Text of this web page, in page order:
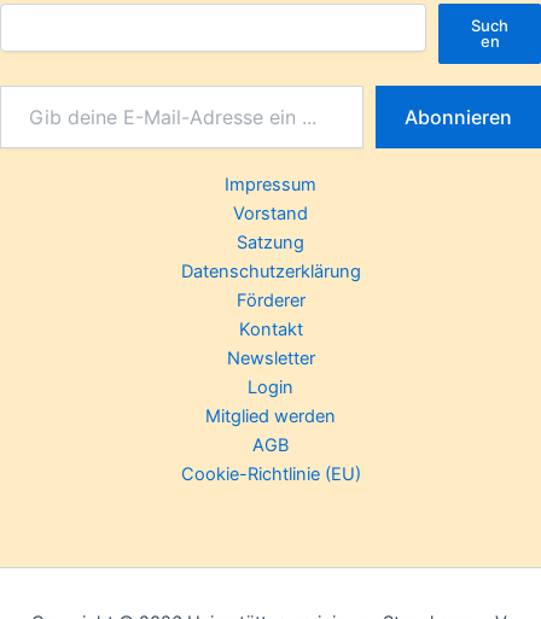
Such
en
Abonnieren
Impressum
Vorstand
Satzung
Datenschutzerklärung
Förderer
Kontakt
Newsletter
Login
Mitglied werden
AGB
Cookie-Richtlinie (EU)